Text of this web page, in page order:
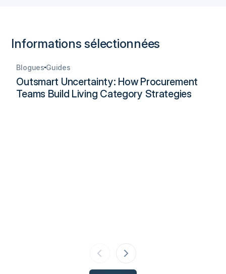
Informations sélectionnées
Blogues Guides
Outsmart Uncertainty: How Procurement
Teams Build Living Category Strategies